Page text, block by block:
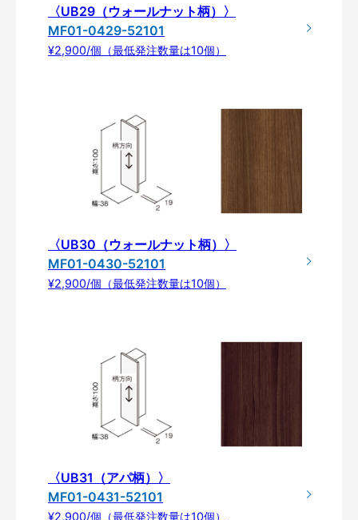
〈UB29（ウォールナット柄）〉
MF01-0429-52101
¥2,900/個（最低発注数量は10個）
〈UB30（ウォールナット柄）〉
MF01-0430-52101
¥2,900/個（最低発注数量は10個）
〈UB31（アパ柄）〉
MF01-0431-52101
¥2,900/個（最低発注数量は10個）